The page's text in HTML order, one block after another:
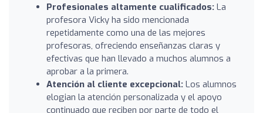
Profesionales altamente cualificados: La
profesora Vicky ha sido mencionada
repetidamente como una de las mejores
profesoras, ofreciendo enseñanzas claras y
efectivas que han llevado a muchos alumnos a
aprobar a la primera.
Atención al cliente excepcional: Los alumnos
elogian la atención personalizada y el apoyo
continuado que reciben por parte de todo el